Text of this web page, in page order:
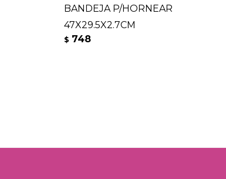
BANDEJA P/HORNEAR
47X29.5X2.7CM
$ 748